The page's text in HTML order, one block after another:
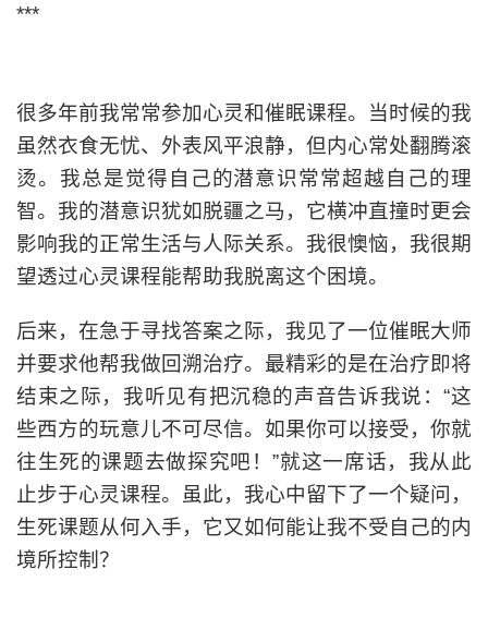
***
很多年前我常常参加心灵和催眠课程。当时候的我
虽然衣食无忧、外表风平浪静，但内心常处翻腾滚
烫。我总是觉得自己的潜意识常常超越自己的理
智。我的潜意识犹如脱疆之马，它横冲直撞时更会
影响我的正常生活与人际关系。我很懊恼，我很期
望透过心灵课程能帮助我脱离这个困境。
后来，在急于寻找答案之际，我见了一位催眠大师
并要求他帮我做回溯治疗。最精彩的是在治疗即将
结束之际，我听见有把沉稳的声音告诉我说：“这
些西方的玩意儿不可尽信。如果你可以接受，你就
往生死的课题去做探究吧！”就这一席话，我从此
止步于心灵课程。虽此，我心中留下了一个疑问，
生死课题从何入手，它又如何能让我不受自己的内
境所控制？